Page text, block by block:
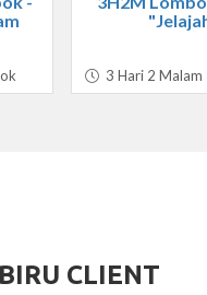
3 Hari 2 Malam
CLIENT